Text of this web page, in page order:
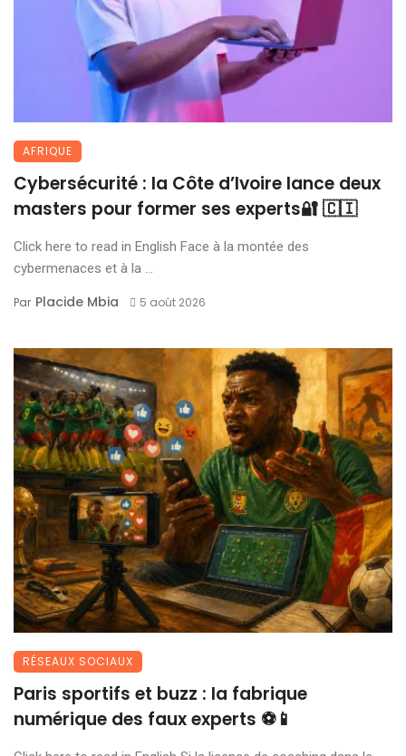
AFRIQUE
Cybersécurité : la Côte d’Ivoire lance deux
masters pour former ses experts🔐 🇨🇮
Click here to read in English Face à la montée des
cybermenaces et à la ...
Par Placide Mbia 5 août 2026
RÉSEAUX SOCIAUX
Paris sportifs et buzz : la fabrique
numérique des faux experts ⚽📱